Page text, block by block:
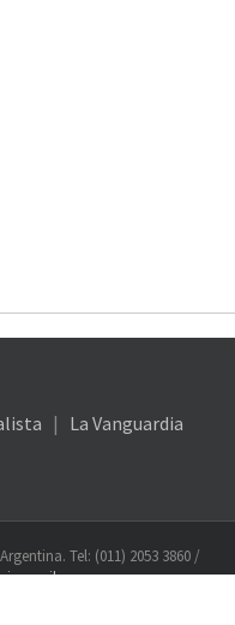
| La Vanguardia
Tel: (011) 2053 3860 /
mail